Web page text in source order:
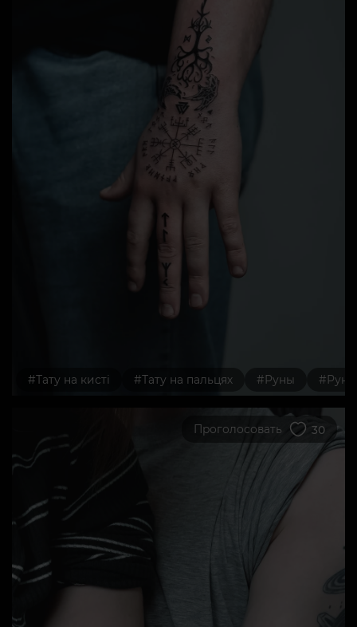
#Тату на кисті #Тату на пальцях #Руны #Руни
Проголосовать 30